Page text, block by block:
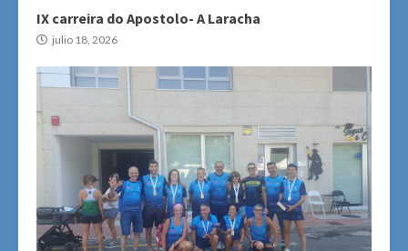
IX carreira do Apostolo- A Laracha
julio 18, 2026